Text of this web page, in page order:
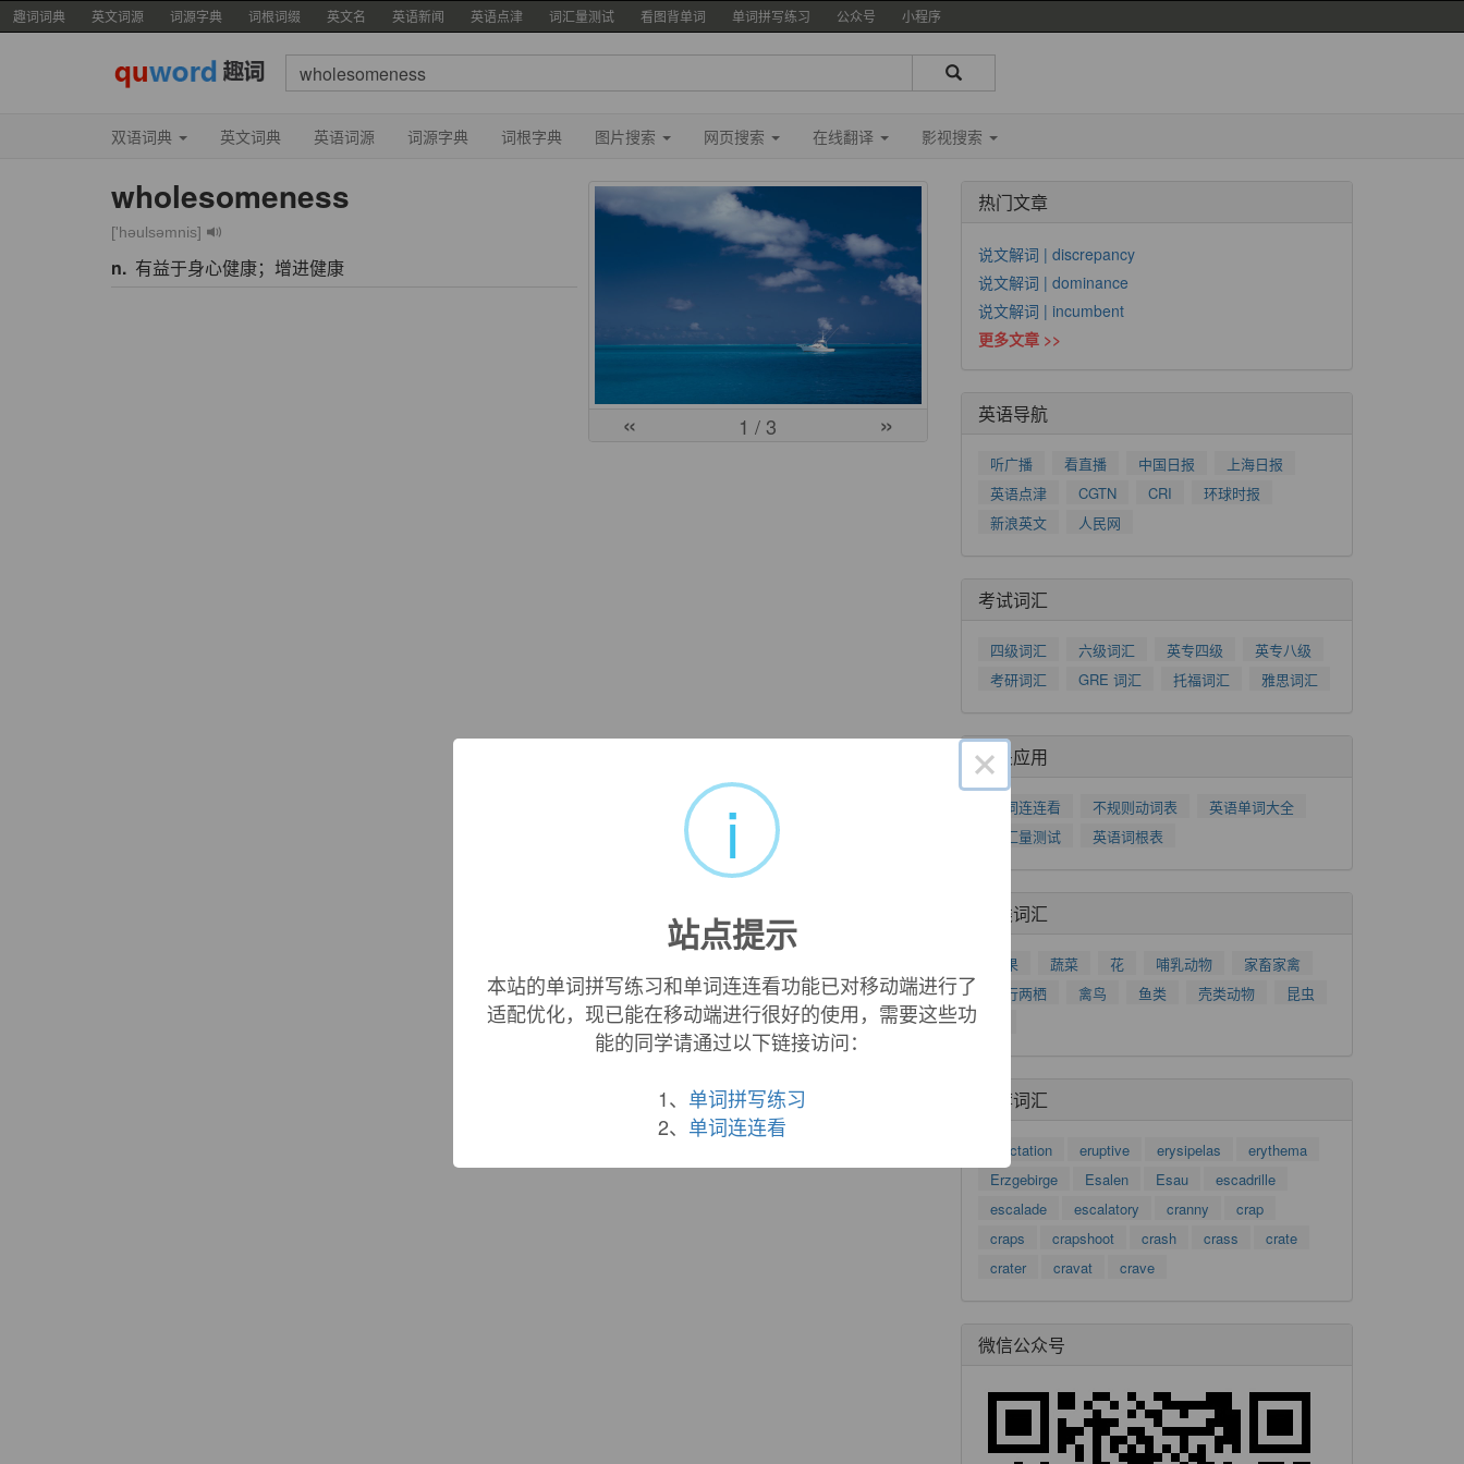
趣词词典 英文词源 词源字典 词根词缀 英文名 英语新闻 英语点津 词汇量测试 看图背单词 单词拼写练习 公众号 小程序
双语词典 英文词典 英语词源 词源字典 词根字典 图片搜索 网页搜索 在线翻译 影视搜索
wholesomeness
['həulsəmnis]
n. 有益于身心健康；增进健康
« 1 / 3 »
热门文章
说文解词 | discrepancy
说文解词 | dominance
说文解词 | incumbent
更多文章 >>
英语导航
听广播 看直播 中国日报
上海日报
英语点津
CGTN CRI
环球时报
新浪英文
人民网
考试词汇
四级词汇 六级词汇 英专四级
英专八级
考研词汇
GRE 词汇 托福词汇 雅思词汇
相关应用
单词连连看 不规则动词表
英语单词大全
词汇量测试
英语词根表
分类词汇
水果 蔬菜 花 哺乳动物
家畜家禽
爬行两栖
禽鸟 鱼类 壳类动物
昆虫
推荐词汇
eructation eruptive erysipelas
erythema
Erzgebirge
Esalen Esau
escadrille
escalade
escalatory cranny
crap
craps
crapshoot crash crass
crate
crater
cravat crave
微信公众号
×
i
站点提示
本站的单词拼写练习和单词连连看功能已对移动端进行了
适配优化，现已能在移动端进行很好的使用，需要这些功
能的同学请通过以下链接访问：
1、 单词拼写练习
2、 单词连连看